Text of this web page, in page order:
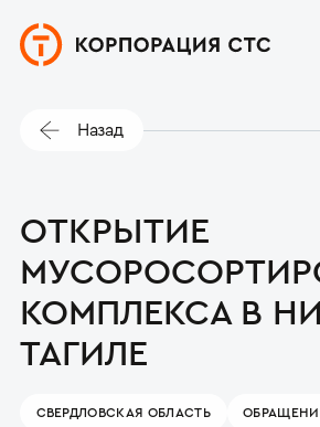
Назад
ОТКРЫТИЕ
КОМПЛЕКСА В
ТАГИЛЕ
СВЕРДЛОВСКАЯ ОБЛАСТЬ